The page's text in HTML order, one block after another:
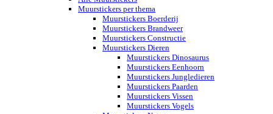
Muurstickers per thema
Muurstickers Boerderij
Muurstickers Brandweer
Muurstickers Constructie
Muurstickers Dieren
Muurstickers Dinosaurus
Muurstickers Eenhoorn
Muurstickers Jungledieren
Muurstickers Paarden
Muurstickers Vissen
Muurstickers Vogels